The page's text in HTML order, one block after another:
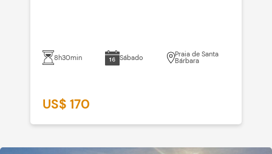
8h30min Sábado Praia de Santa
Bárbara
US$ 170